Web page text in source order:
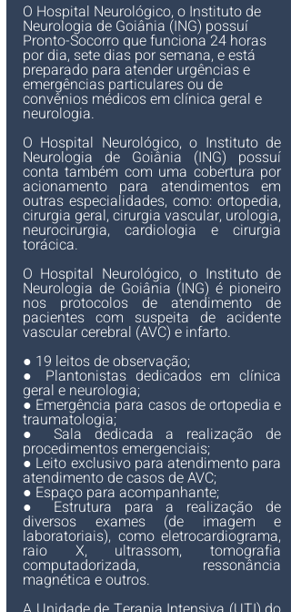
O Hospital Neurológico, o Instituto de
Neurologia de Goiânia (ING) possuí
Pronto-Socorro que funciona 24 horas
por dia, sete dias por semana, e está
preparado para atender urgências e
emergências particulares ou de
convênios médicos em clínica geral e
neurologia.
O Hospital Neurológico, o Instituto de
conta também com uma cobertura por
acionamento para atendimentos em
outras especialidades, como: ortopedia,
cirurgia geral, cirurgia vascular, urologia,
neurocirurgia, cardiologia e cirurgia
torácica.
O Hospital Neurológico, o Instituto de
Neurologia de Goiânia (ING) é pioneiro
nos protocolos de atendimento de
pacientes com suspeita de acidente
vascular cerebral (AVC) e infarto.
● 19 leitos de observação;
● Plantonistas dedicados em clínica
geral e neurologia;
● Emergência para casos de ortopedia e
traumatologia;
● Sala dedicada a realização de
procedimentos emergenciais;
● Leito exclusivo para atendimento para
atendimento de casos de AVC;
● Espaço para acompanhante;
● Estrutura para a realização de
diversos exames (de imagem e
laboratoriais), como eletrocardiograma,
raio X, ultrassom, tomografia
computadorizada, ressonância
magnética e outros.